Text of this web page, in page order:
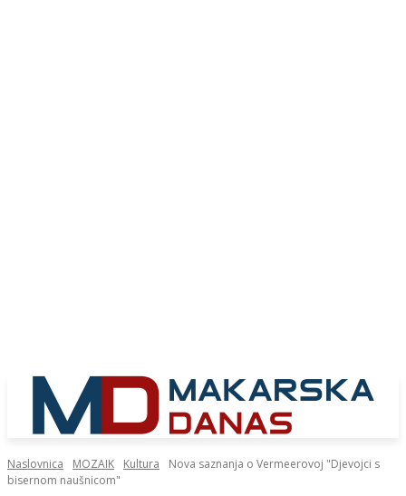
Naslovnica MOZAIK Kultura
Nova saznanja o Vermeerovoj "Djevojci s
bisernom naušnicom"